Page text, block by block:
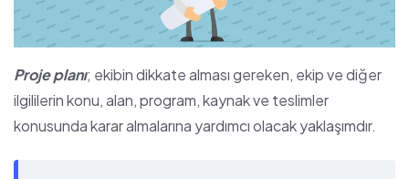
Proje planı; ekibin dikkate alması gereken, ekip ve diğer
ilgililerin konu, alan, program, kaynak ve teslimler
konusunda karar almalarına yardımcı olacak yaklaşımdır.